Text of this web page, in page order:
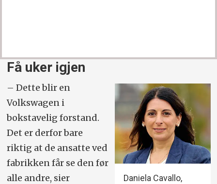
Få uker igjen
Daniela Cavallo,
– Dette blir en
Volkswagen i
bokstavelig forstand.
Det er derfor bare
riktig at de ansatte ved
fabrikken får se den før
alle andre, sier